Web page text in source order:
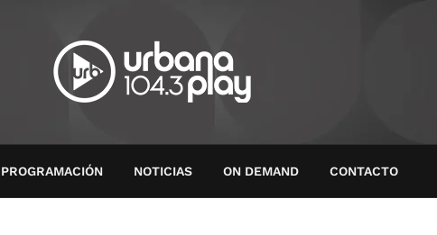
PROGRAMACIÓN NOTICIAS ON DEMAND CONTACTO